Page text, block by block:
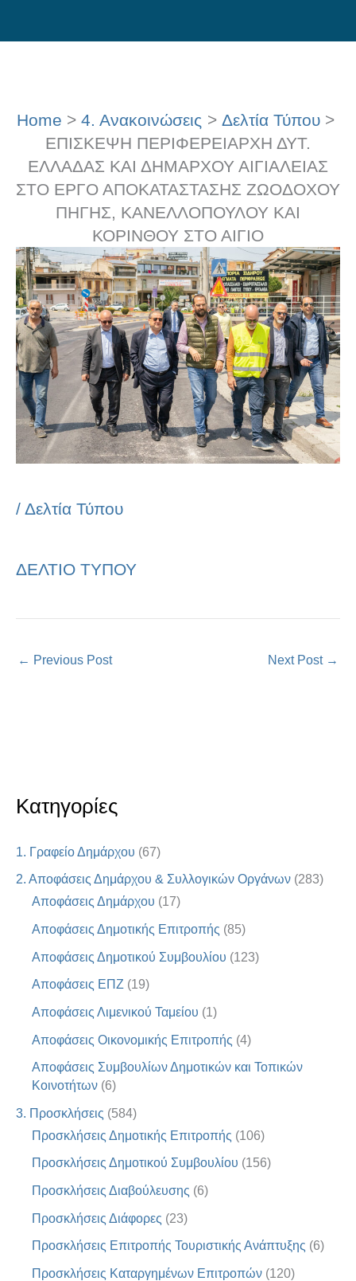
to
Κατηγορίες
1. Γραφείο Δημάρχου (67)
2. Αποφάσεις Δημάρχου & Συλλογικών Οργάνων (283)
Αποφάσεις Δημάρχου (17)
Αποφάσεις Δημοτικής Επιτροπής (85)
Αποφάσεις Δημοτικού Συμβουλίου (123)
Αποφάσεις ΕΠΖ (19)
Αποφάσεις Λιμενικού Ταμείου (1)
Αποφάσεις Οικονομικής Επιτροπής (4)
Αποφάσεις Συμβουλίων Δημοτικών και Τοπικών
Κοινοτήτων (6)
3. Προσκλήσεις (584)
Προσκλήσεις Δημοτικής Επιτροπής (106)
Προσκλήσεις Δημοτικού Συμβουλίου (156)
Προσκλήσεις Διαβούλευσης (6)
Προσκλήσεις Διάφορες (23)
Προσκλήσεις Επιτροπής Τουριστικής Ανάπτυξης (6)
Προσκλήσεις Καταργημένων Επιτροπών (120)
Home 4. Ανακοινώσεις
Δελτία Τύπου
ΕΠΙΣΚΕΨΗ ΠΕΡΙΦΕΡΕΙΑΡΧΗ ΔΥΤ.
ΕΛΛΑΔΑΣ ΚΑΙ ΔΗΜΑΡΧΟΥ ΑΙΓΙΑΛΕΙΑΣ
ΣΤΟ ΕΡΓΟ ΑΠΟΚΑΤΑΣΤΑΣΗΣ ΖΩΟΔΟΧΟΥ
ΠΗΓΗΣ, ΚΑΝΕΛΛΟΠΟΥΛΟΥ ΚΑΙ
ΚΟΡΙΝΘΟΥ ΣΤΟ ΑΙΓΙΟ
/ Δελτία Τύπου
ΔΕΛΤΙΟ ΤΥΠΟΥ
← Previous Post Next Post →